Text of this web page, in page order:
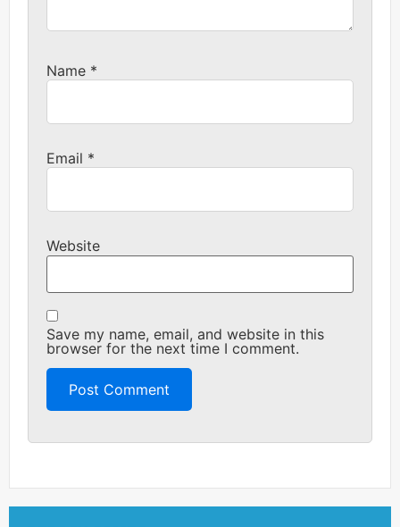
Name *
Email *
Website
Save my name, email, and website in this
browser for the next time I comment.